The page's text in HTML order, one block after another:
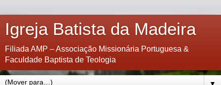
Igreja Batista da Madeira
Filiada AMP – Associação Missionária Portuguesa &
Faculdade Baptista de Teologia